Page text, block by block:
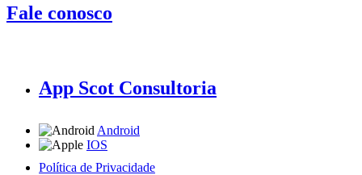
Fale conosco
App Scot Consultoria
Android
IOS
Política de Privacidade